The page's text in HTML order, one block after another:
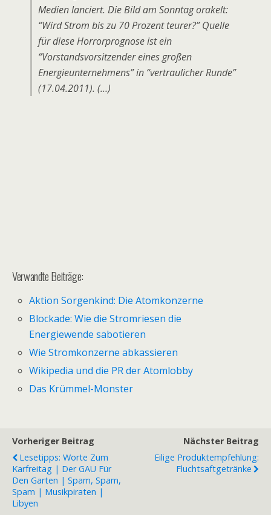
Medien lanciert. Die Bild am Sonntag orakelt:
“Wird Strom bis zu 70 Prozent teurer?” Quelle
für diese Horrorprognose ist ein
“Vorstandsvorsitzender eines großen
Energieunternehmens” in “vertraulicher Runde”
(17.04.2011). (…)
Verwandte Beiträge:
Aktion Sorgenkind: Die Atomkonzerne
Blockade: Wie die Stromriesen die
Energiewende sabotieren
Wie Stromkonzerne abkassieren
Wikipedia und die PR der Atomlobby
Das Krümmel-Monster
Vorheriger Beitrag
Lesetipps: Worte Zum
Karfreitag | Der GAU Für
Den Garten | Spam, Spam,
Spam | Musikpiraten |
Libyen
Nächster Beitrag
Eilige Produktempfehlung:
Fluchtsaftgetränke